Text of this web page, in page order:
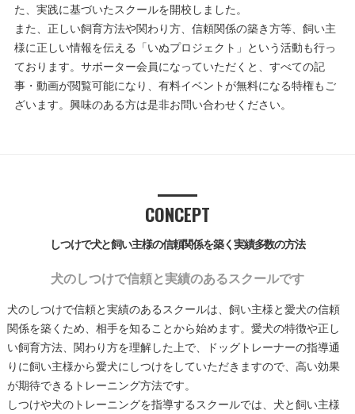
た、実践に基づいたスクールを開校しました。
また、正しい飼育方法や関わり方、信頼関係の築き方等、飼い主
様に正しい情報を伝える「いぬプロジェクト」という活動も行っ
ております。サポーター会員になっていただくと、すべての記
事・動画が閲覧可能になり、有料イベントが無料になる特権もご
ざいます。興味のある方は是非お問い合わせください。
しつけで犬と飼い主様の信頼関係を築く実績多数の方法
CONCEPT
犬のしつけで信頼と実績のあるスクールです
犬のしつけで信頼と実績のあるスクールは、飼い主様と愛犬の信頼
関係を築くため、相手を知ることから始めます。愛犬の特徴や正し
い飼育方法、関わり方を理解した上で、ドッグトレーナーの指導通
りに飼い主様から愛犬にしつけをしていただきますので、高い効果
が期待できるトレーニング方法です。
しつけや犬のトレーニングを指導するスクールでは、犬と飼い主様